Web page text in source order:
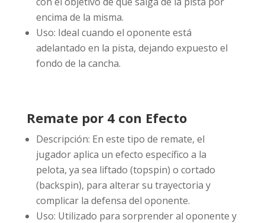
encima de la misma.
Uso: Ideal cuando el oponente está
adelantado en la pista, dejando expuesto el
fondo de la cancha.
Remate por 4 con Efecto
Descripción: En este tipo de remate, el
jugador aplica un efecto específico a la
pelota, ya sea liftado (topspin) o cortado
(backspin), para alterar su trayectoria y
complicar la defensa del oponente.
Uso: Utilizado para sorprender al oponente y